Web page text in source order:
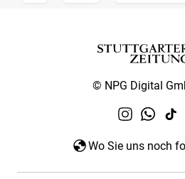
© NPG Digital
Wo Sie uns noch